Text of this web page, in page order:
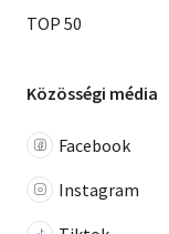
TOP 50
Közösségi média
Facebook
Instagram